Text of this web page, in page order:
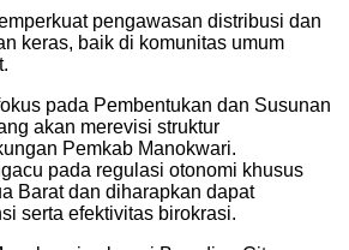
pengawasan distribusi dan
keras, baik di komunitas umum
pada Pembentukan dan Susunan
akan merevisi struktur
Pemkab Manokwari.
pada regulasi otonomi khusus
Barat dan diharapkan dapat
serta efektivitas birokrasi.